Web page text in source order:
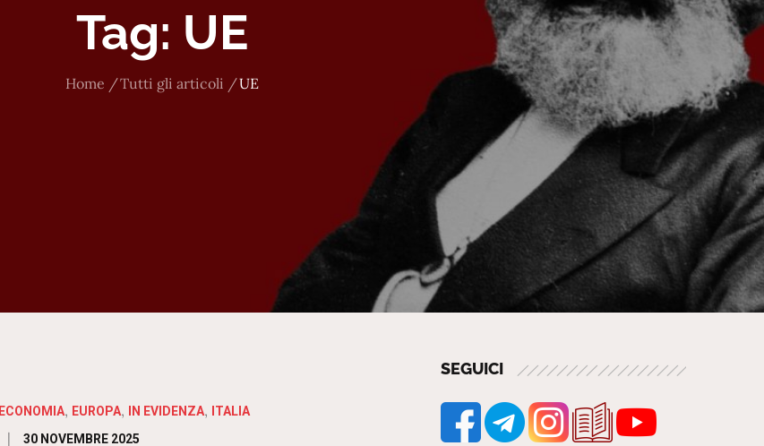
Tag: UE
Home Tutti gli articoli UE
ECONOMIA EUROPA IN EVIDENZA ITALIA
Posted
30 NOVEMBRE 2025
SEGUICI